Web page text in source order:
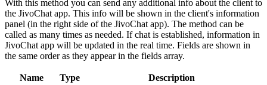
With this method you can send any additional info about the client to
the JivoChat app. This info will be shown in the client's information
panel (in the right side of the JivoChat app). The method can be
called as many times as needed. If chat is established, information in
JivoChat app will be updated in the real time. Fields are shown in
the same order as they appear in the fields array.
Name Type
Description